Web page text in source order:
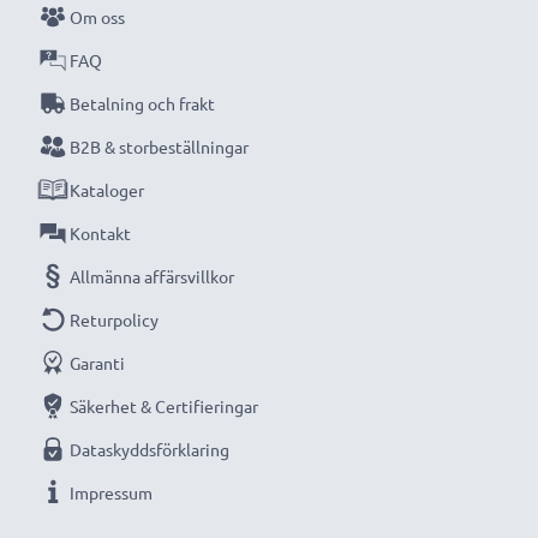
kompakta LCD-batteriladdare från CELLONIC.
Beställ nu med snabb leverans och 3 års garanti!
Om oss
FAQ
Betalning och frakt
B2B & storbeställningar
Kataloger
Kontakt
Allmänna affärsvillkor
Returpolicy
Garanti
Säkerhet & Certifieringar
Dataskyddsförklaring
Impressum